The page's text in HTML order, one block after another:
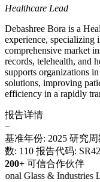
Healthcare Lead
Debashree Bora is a
experience, specializing
comprehensive market
records, telehealth, and
supports organizations
solutions, improving
efficiency in a rapidly
报告详情
−
基准年份: 2025 研究周
数: 110 报告代码:
200+ 可信合作伙伴